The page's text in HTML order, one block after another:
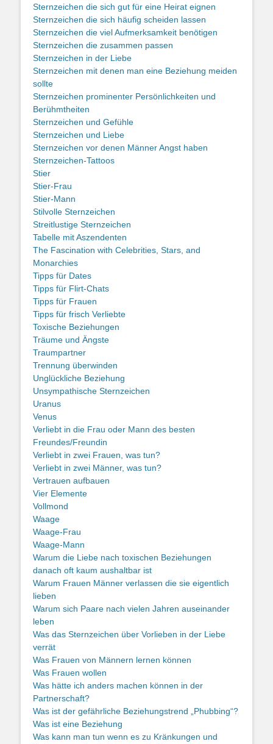
Sternzeichen die sich gut für eine Heirat eignen
Sternzeichen die sich häufig scheiden lassen
Sternzeichen die viel Aufmerksamkeit benötigen
Sternzeichen die zusammen passen
Sternzeichen in der Liebe
Sternzeichen mit denen man eine Beziehung meiden
sollte
Sternzeichen prominenter Persönlichkeiten und
Berühmtheiten
Sternzeichen und Gefühle
Sternzeichen und Liebe
Sternzeichen vor denen Männer Angst haben
Sternzeichen-Tattoos
Stier
Stier-Frau
Stier-Mann
Stilvolle Sternzeichen
Streitlustige Sternzeichen
Tabelle mit Aszendenten
The Fascination with Celebrities, Stars, and
Monarchies
Tipps für Dates
Tipps für Flirt-Chats
Tipps für Frauen
Tipps für frisch Verliebte
Toxische Beziehungen
Träume und Ängste
Traumpartner
Trennung überwinden
Unglückliche Beziehung
Unsympathische Sternzeichen
Uranus
Venus
Verliebt in die Frau oder Mann des besten
Freundes/Freundin
Verliebt in zwei Frauen, was tun?
Verliebt in zwei Männer, was tun?
Vertrauen aufbauen
Vier Elemente
Vollmond
Waage
Waage-Frau
Waage-Mann
Warum die Liebe nach toxischen Beziehungen
danach oft kaum aushaltbar ist
Warum Frauen Männer verlassen die sie eigentlich
lieben
Warum sich Paare nach vielen Jahren auseinander
leben
Was das Sternzeichen über Vorlieben in der Liebe
verrät
Was Frauen von Männern lernen können
Was Frauen wollen
Was hätte ich anders machen können in der
Partnerschaft?
Was ist der gefährliche Beziehungstrend „Phubbing“?
Was ist eine Beziehung
Was kann man tun wenn es zu Kränkungen und